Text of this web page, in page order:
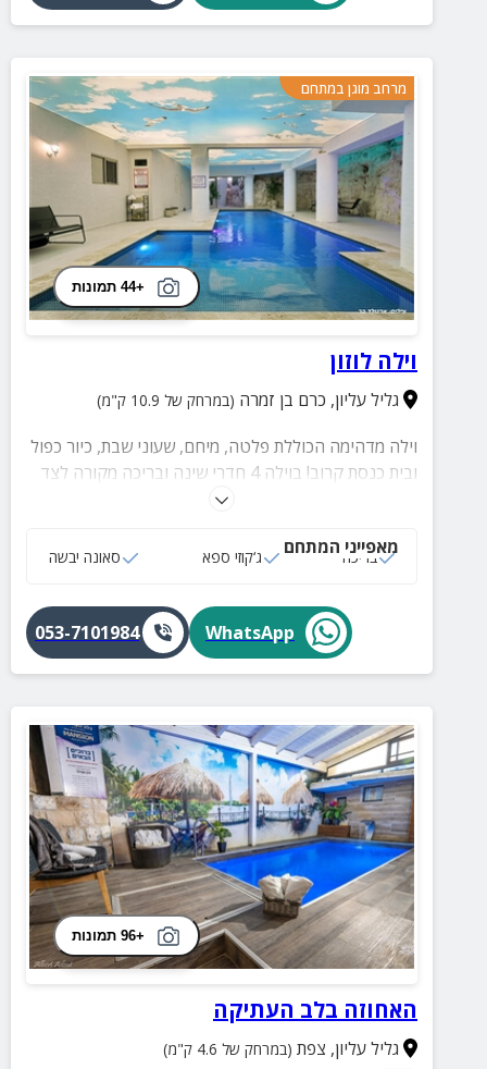
מרחב מוגן במתחם
+44 תמונות
וילה לוזון
גליל עליון, כרם בן זמרה (במרחק של 10.9 ק"מ)
וילה מדהימה הכוללת פלטה, מיחם, שעוני שבת, כיור כפול
ובית כנסת קרוב! בוילה 4 חדרי שינה ובריכה מקורה לצד
מאפייני המתחם
בריכה ג‘קוזי ספא סאונה יבשה
WhatsApp
053-7101984
+96 תמונות
האחוזה בלב העתיקה
גליל עליון, צפת (במרחק של 4.6 ק"מ)